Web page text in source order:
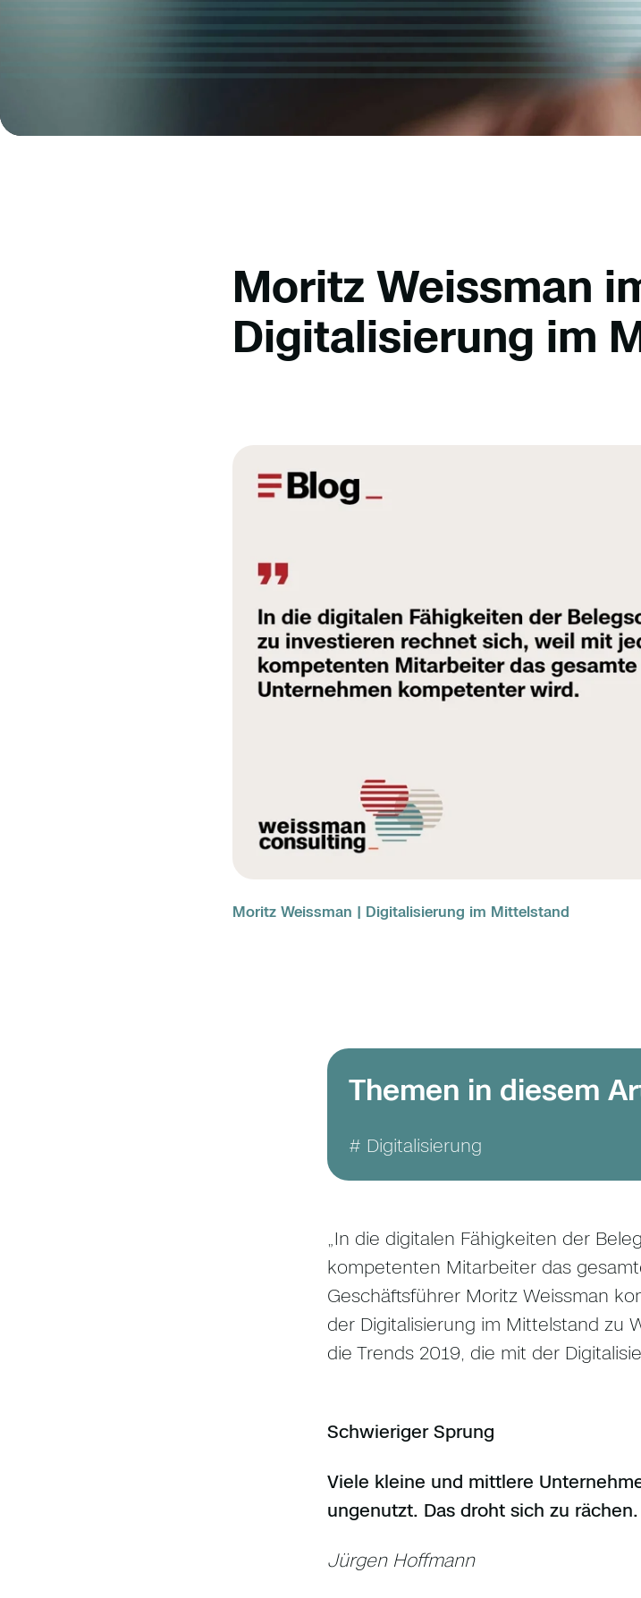
Moritz Weissman
Digitalisierung im
Moritz Weissman | Digitalisierung im Mittelstand
Themen in diesem
# Digitalisierung
„In die digitalen Fähigkeiten der
kompetenten Mitarbeiter das
Geschäftsführer Moritz Weissman
der Digitalisierung im Mittelstand zu
die Trends 2019, die mit der
Schwieriger Sprung
Viele kleine und mittlere
ungenutzt. Das droht sich zu rächen.
Jürgen Hoffmann